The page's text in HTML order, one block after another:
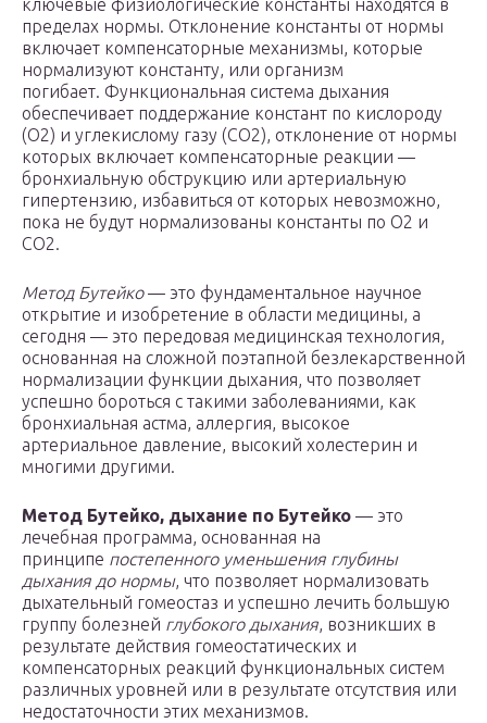
ключевые физиологические константы находятся в
пределах нормы. Отклонение константы от нормы
включает компенсаторные механизмы, которые
нормализуют константу, или организм
погибает. Функциональная система дыхания
обеспечивает поддержание констант по кислороду
(О2) и углекислому газу (СО2), отклонение от нормы
которых включает компенсаторные реакции —
бронхиальную обструкцию или артериальную
гипертензию, избавиться от которых невозможно,
пока не будут нормализованы константы по О2 и
СО2.
Метод Бутейко— это фундаментальное научное
открытие и изобретение в области медицины, а
сегодня — это передовая медицинская технология,
основанная на сложной поэтапной безлекарственной
нормализации функции дыхания, что позволяет
успешно бороться с такими заболеваниями, как
бронхиальная астма, аллергия, высокое
артериальное давление, высокий холестерин и
многими другими.
Метод Бутейко, дыхание по Бутейко — это
лечебная программа, основанная на
принципе постепенного уменьшения глубины
дыхания до нормы, что позволяет нормализовать
дыхательный гомеостаз и успешно лечить большую
группу болезней глубокого дыхания, возникших в
результате действия гомеостатических и
компенсаторных реакций функциональных систем
различных уровней или в результате отсутствия или
недостаточности этих механизмов.